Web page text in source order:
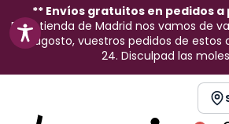
contenido
** Envíos gratuitos en pedidos
En la tienda de Madrid nos vamos de
de agosto, vuestros pedidos de estos
24. Disculpad las